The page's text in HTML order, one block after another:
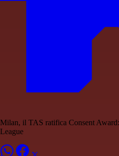
Milan, il TAS ratifica Consent
League